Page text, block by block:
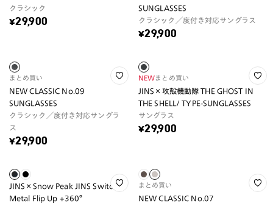
クラシック
¥29,900
SUNGLASSES
クラシック／度付き対応サングラス
¥29,900
まとめ買い
NEW CLASSIC No.09
SUNGLASSES
クラシック／度付き対応サングラ
ス
¥29,900
NEWまとめ買い
JINS×攻殻機動隊 THE GHOST IN
THE SHELL/ TYPE-SUNGLASSES
サングラス
¥29,900
JINS×Snow Peak JINS Switch
Metal Flip Up +360°
まとめ買い
NEW CLASSIC No.07